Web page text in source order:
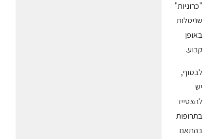
"כרוניות"
שניטלות
באופן
קבוע.
לבסוף,
יש
להצטייד
בתרופות
בהתאם